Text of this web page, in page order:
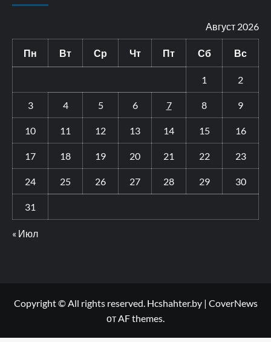
Август 2026
Пн Вт Ср Чт Пт Сб Вс
1 2
3 4 5 6 7 8 9
10 11 12 13 14 15 16
17 18 19 20 21 22 23
24 25 26 27 28 29 30
31
« Июл
Copyright © All rights reserved. Hcshahter.by | CoverNews
от AF themes.